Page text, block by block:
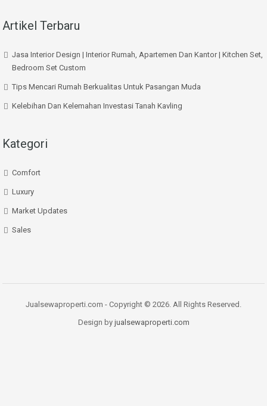
Artikel Terbaru
Jasa Interior Design | Interior Rumah, Apartemen Dan Kantor | Kitchen Set,
Bedroom Set Custom
Tips Mencari Rumah Berkualitas Untuk Pasangan Muda
Kelebihan Dan Kelemahan Investasi Tanah Kavling
Kategori
Comfort
Luxury
Market Updates
Sales
Jualsewaproperti.com - Copyright © 2026. All Rights Reserved.
Design by jualsewaproperti.com